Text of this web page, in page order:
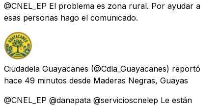
@CNEL_EP El problema es zona rural. Por ayudar a
esas personas hago el comunicado.
Ciudadela Guayacanes (@Cdla_Guayacanes) reportó
hace 49 minutos desde Maderas Negras, Guayas
@CNEL_EP @danapata @servicioscnelep Le están